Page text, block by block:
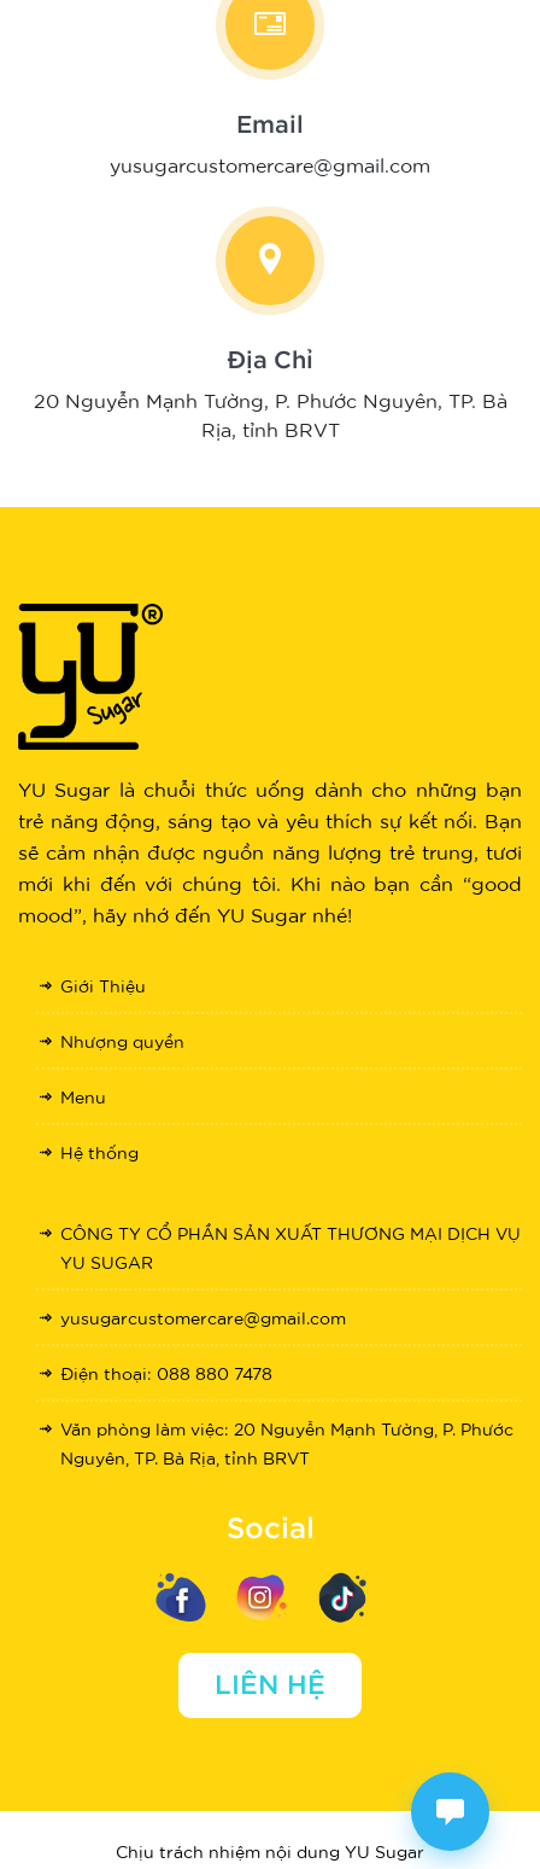
Email
yusugarcustomercare@gmail.com
Địa Chỉ
20 Nguyễn Mạnh Tường, P. Phước Nguyên, TP. Bà
Rịa, tỉnh BRVT
YU Sugar là chuỗi thức uống dành cho những bạn
trẻ năng động, sáng tạo và yêu thích sự kết nối. Bạn
sẽ cảm nhận được nguồn năng lượng trẻ trung, tươi
mới khi đến với chúng tôi. Khi nào bạn cần “good
mood”, hãy nhớ đến YU Sugar nhé!
Giới Thiệu
Nhượng quyền
Menu
Hệ thống
CÔNG TY CỔ PHẦN SẢN XUẤT THƯƠNG MẠI DỊCH VỤ
YU SUGAR
yusugarcustomercare@gmail.com
Điện thoại: 088 880 7478
Văn phòng làm việc: 20 Nguyễn Mạnh Tường, P. Phước
Nguyên, TP. Bà Rịa, tỉnh BRVT
Social
LIÊN HỆ
Chịu trách nhiệm nội dung YU Sugar